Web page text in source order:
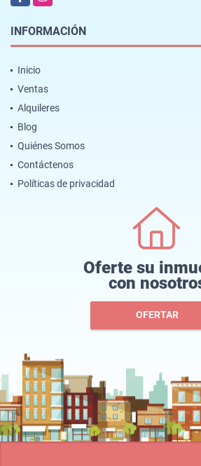
INFORMACIÓN
Inicio
Ventas
Alquileres
Blog
Quiénes Somos
Contáctenos
Políticas de privacidad
Oferte su
con
OFERTAR